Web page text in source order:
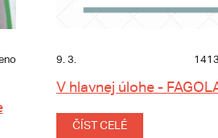
9. 3.
V hlavnej úlohe -
ČÍST CELÉ